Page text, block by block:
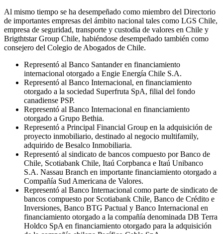
Al mismo tiempo se ha desempeñado como miembro del Directorio
de importantes empresas del ámbito nacional tales como LGS Chile,
empresa de seguridad, transporte y custodia de valores en Chile y
Brigthtstar Group Chile, habiéndose desempeñado también como
consejero del Colegio de Abogados de Chile.
Representó al Banco Santander en financiamiento
internacional otorgado a Engie Energía Chile S.A.
Representó al Banco Internacional, en financiamiento
otorgado a la sociedad Superfruta SpA, filial del fondo
canadiense PSP.
Representó al Banco Internacional en financiamiento
otorgado a Grupo Bethia.
Representó a Principal Financial Group en la adquisición de
proyecto inmobiliario, destinado al negocio multifamily,
adquirido de Besalco Inmobiliaria.
Representó al sindicato de bancos compuesto por Banco de
Chile, Scotiabank Chile, Itaú Corpbanca e Itaú Unibanco
S.A. Nassau Branch en importante financiamiento otorgado a
Compañía Sud Americana de Valores.
Representó al Banco Internacional como parte de sindicato de
bancos compuesto por Scotiabank Chile, Banco de Crédito e
Inversiones, Banco BTG Pactual y Banco Internacional en
financiamiento otorgado a la compañía denominada DB Terra
Holdco SpA en financiamiento otorgado para la adquisición